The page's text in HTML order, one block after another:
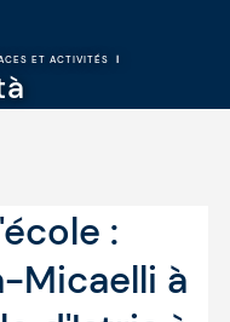
ET ACTIVITÉS |
:
Micaelli à